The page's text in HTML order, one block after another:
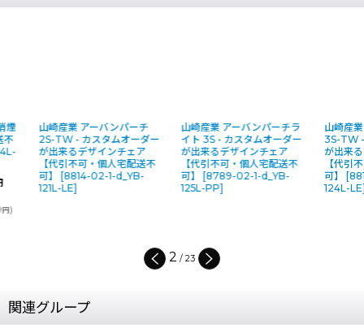
山崎産業 アーバンパーチ
2S-TW - カスタムオーダー
が出来るデザインチェア
【代引不可・個人宅配送不
8814-02-1-d_YB-
121L-LE]
山崎産業 アーバンパーチラ
イト 3S - カスタムオーダー
が出来るデザインチェア
【代引不可・個人宅配送不
8789-02-1-d_YB-
125L-PP]
山崎産業 アー
3S-TW - カス
が出来るデザ
【代引不可・
8816-
124L-LE]
2 / 23
関連グループ